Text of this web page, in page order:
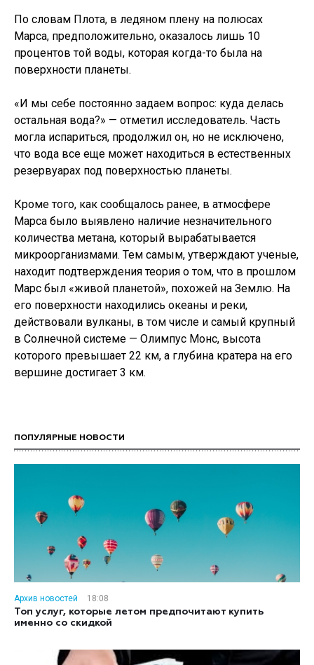
По словам Плота, в ледяном плену на полюсах
Марса, предположительно, оказалось лишь 10
процентов той воды, которая когда-то была на
поверхности планеты.
«И мы себе постоянно задаем вопрос: куда делась
остальная вода?» — отметил исследователь. Часть
могла испариться, продолжил он, но не исключено,
что вода все еще может находиться в естественных
резервуарах под поверхностью планеты.
Кроме того, как сообщалось ранее, в атмосфере
Марса было выявлено наличие незначительного
количества метана, который вырабатывается
микроорганизмами. Тем самым, утверждают ученые,
находит подтверждения теория о том, что в прошлом
Марс был «живой планетой», похожей на Землю. На
его поверхности находились океаны и реки,
действовали вулканы, в том числе и самый крупный
в Солнечной системе — Олимпус Монс, высота
которого превышает 22 км, а глубина кратера на его
вершине достигает 3 км.
ПОПУЛЯРНЫЕ НОВОСТИ
Архив новостей
18:08
Топ услуг, которые летом предпочитают купить
именно со скидкой